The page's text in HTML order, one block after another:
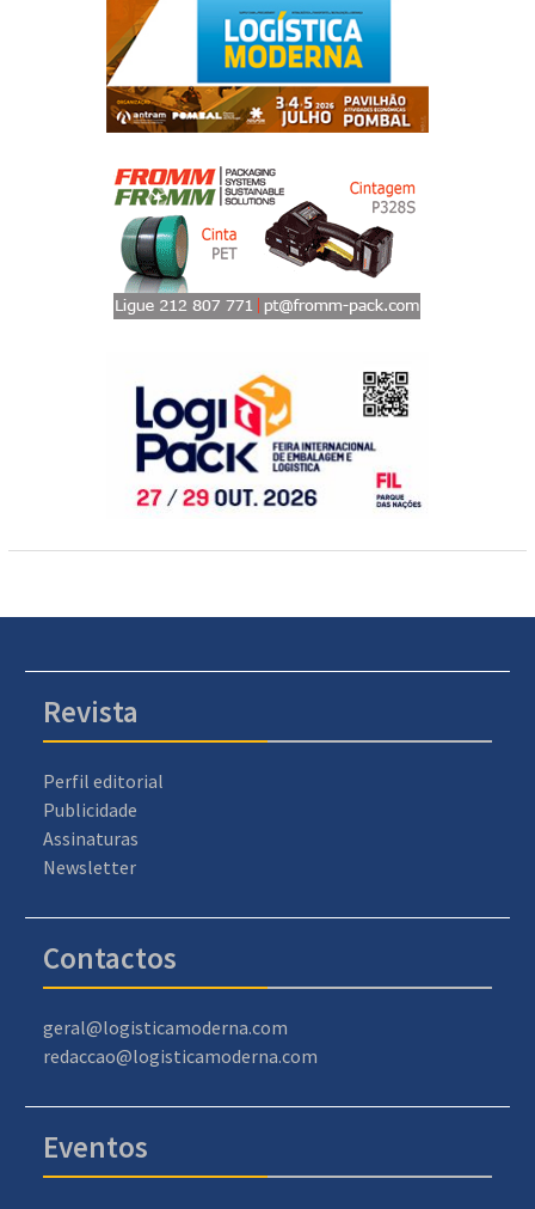
Revista
Perfil editorial
Publicidade
Assinaturas
Newsletter
Contactos
geral@logisticamoderna.com
redaccao@logisticamoderna.com
Eventos